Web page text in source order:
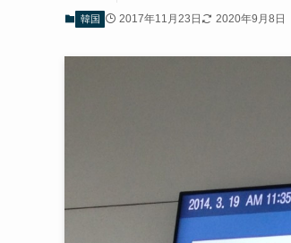
韓国 2017年11月23日 2020年9月8日